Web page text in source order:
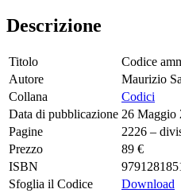
Descrizione
Titolo
Codice
Autore
Maurizio
Collana
Codici
Data di pubblicazione 26 Maggio
Pagine
2226 –
Prezzo
89 €
ISBN
Sfoglia il Codice
Download